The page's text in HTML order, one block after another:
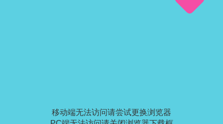
移动端无法访问请尝试更换浏览器